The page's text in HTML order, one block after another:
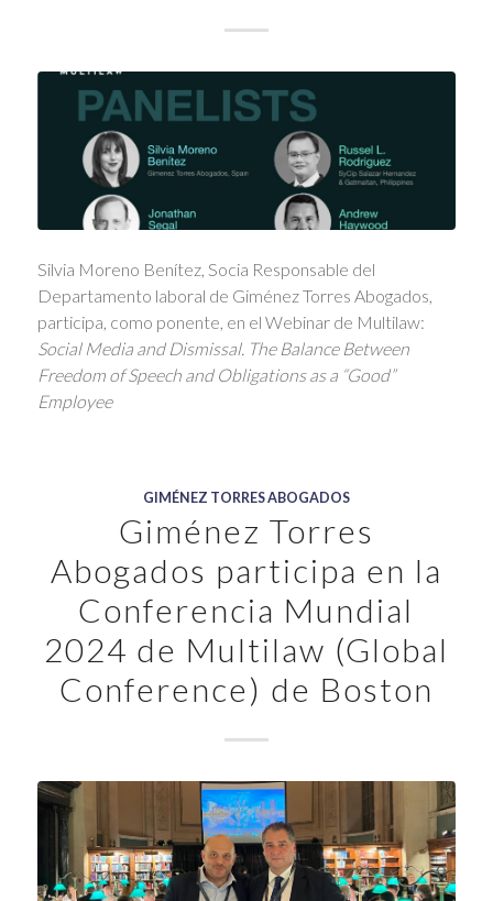
Silvia Moreno Benítez, Socia Responsable del
Departamento laboral de Giménez Torres Abogados,
participa, como ponente, en el Webinar de Multilaw:
Social Media and Dismissal. The Balance Between
Freedom of Speech and Obligations as a “Good”
Employee
GIMÉNEZ TORRES ABOGADOS
Giménez Torres
Abogados participa en la
Conferencia Mundial
2024 de Multilaw (Global
Conference) de Boston